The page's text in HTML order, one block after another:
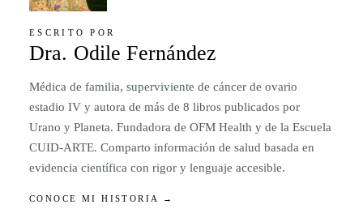
ESCRITO POR
Dra. Odile Fernández
Médica de familia, superviviente de cáncer de ovario
estadio IV y autora de más de 8 libros publicados por
Urano y Planeta. Fundadora de OFM Health y de la Escuela
CUID-ARTE. Comparto información de salud basada en
evidencia científica con rigor y lenguaje accesible.
CONOCE MI HISTORIA →